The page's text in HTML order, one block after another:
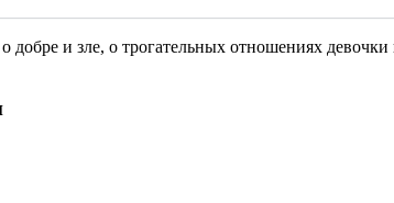
о добре и зле, о трогательных отношениях